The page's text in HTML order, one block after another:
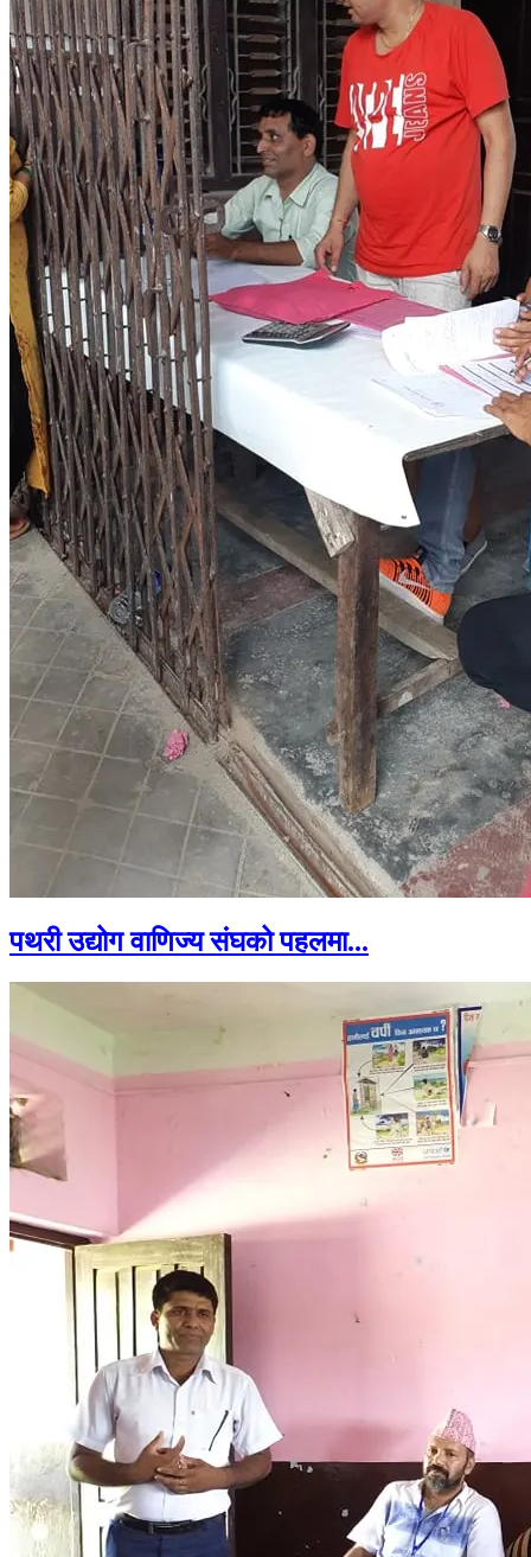
पथरी उद्योग वाणिज्य संघको पहलमा...